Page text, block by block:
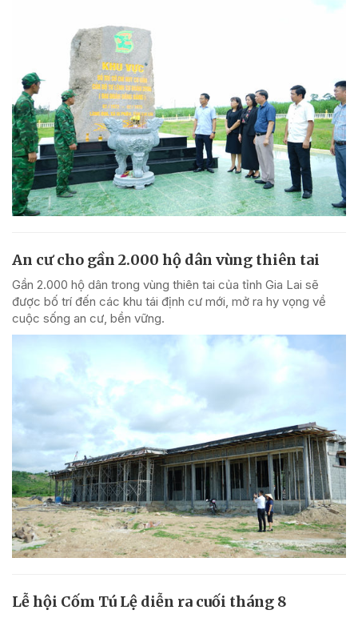
An cư cho gần 2.000 hộ dân vùng thiên tai
Gần 2.000 hộ dân trong vùng thiên tai của tỉnh Gia Lai sẽ
được bố trí đến các khu tái định cư mới, mở ra hy vọng về
cuộc sống an cư, bền vững.
Lễ hội Cốm Tú Lệ diễn ra cuối tháng 8